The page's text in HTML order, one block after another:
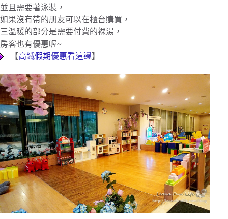
並且需要著泳裝，
如果沒有帶的朋友可以在櫃台購買，
三溫暖的部分是需要付費的裸湯，
房客也有優惠喔~
【高鐵假期優惠看這邊】